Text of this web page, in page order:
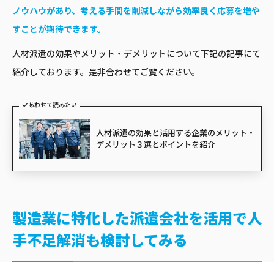
ノウハウがあり、考える手間を削減しながら効率良く応募を増や
すことが期待できます。
人材派遣の効果やメリット・デメリットについて下記の記事にて
紹介しております。是非合わせてご覧ください。
あわせて読みたい
人材派遣の効果と活用する企業のメリット・
デメリット３選とポイントを紹介
製造業に特化した派遣会社を活用で人
手不足解消も検討してみる